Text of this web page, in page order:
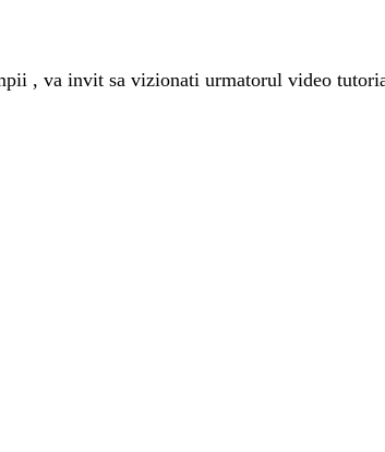
, va invit sa vizionati urmatorul video